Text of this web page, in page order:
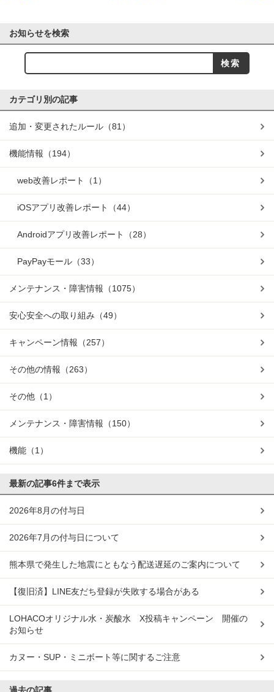
お知らせを検索
カテゴリ別の記事
追加・変更されたルール （81）
機能情報 （194）
web改善レポート （1）
iOSアプリ改善レポート （44）
Androidアプリ改善レポート （28）
PayPayモール （33）
メンテナンス・障害情報 （1075）
安心安全への取り組み （49）
キャンペーン情報 （257）
その他の情報 （263）
その他 （1）
メンテナンス・障害情報 （150）
機能 （1）
最新の記事6件まで表示
2026年8月の付与日
2026年7月の付与日について
熊本県で発生した地震にともなう配送遅延のご案内について
【復旧済】LINE友だち登録が失敗する場合がある
LOHACOオリジナル水・炭酸水 X投稿キャンペーン 開催の
お知らせ
カヌー・SUP・ミニボート等に関するご注意